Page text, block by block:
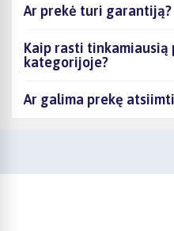
Ar prekė turi garantiją?
Kaip rasti tinkamiausią
kategorijoje?
Ar galima prekę